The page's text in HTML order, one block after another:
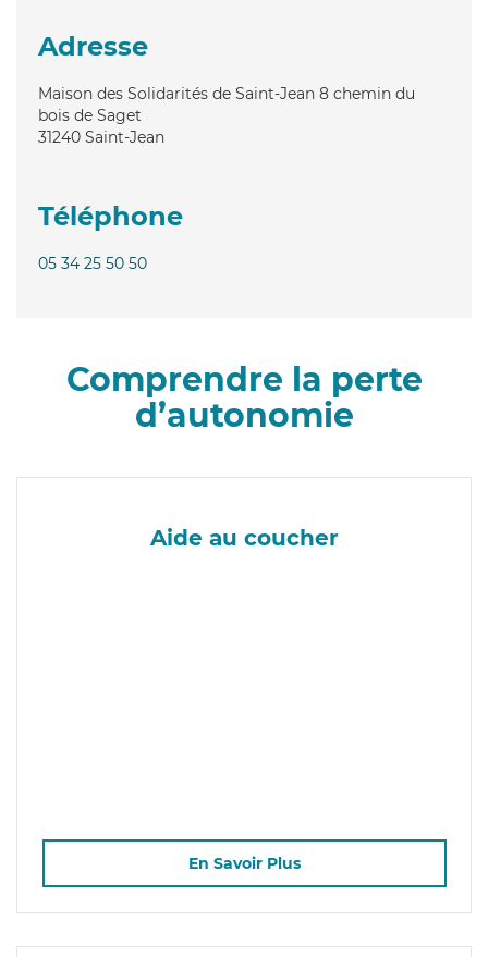
Adresse
Maison des Solidarités de Saint-Jean 8 chemin du
bois de Saget
31240 Saint-Jean
Téléphone
05 34 25 50 50
Comprendre la perte
d’autonomie
Aide au coucher
En Savoir Plus